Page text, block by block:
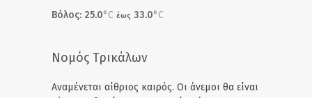
Βόλος: 25.0°C έως 33.0°C
Νομός Τρικάλων
Αναμένεται αίθριος καιρός. Οι άνεμοι θα είναι